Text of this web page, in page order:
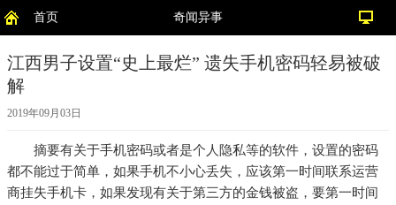
首页 奇闻异事
江西男子设置“史上最烂” 遗失手机密码轻易被破
解
2019年09月03日
摘要有关于手机密码或者是个人隐私等的软件，设置的密码
都不能过于简单，如果手机不小心丢失，应该第一时间联系运营
商挂失手机卡，如果发现有关于第三方的金钱被盗，要第一时间